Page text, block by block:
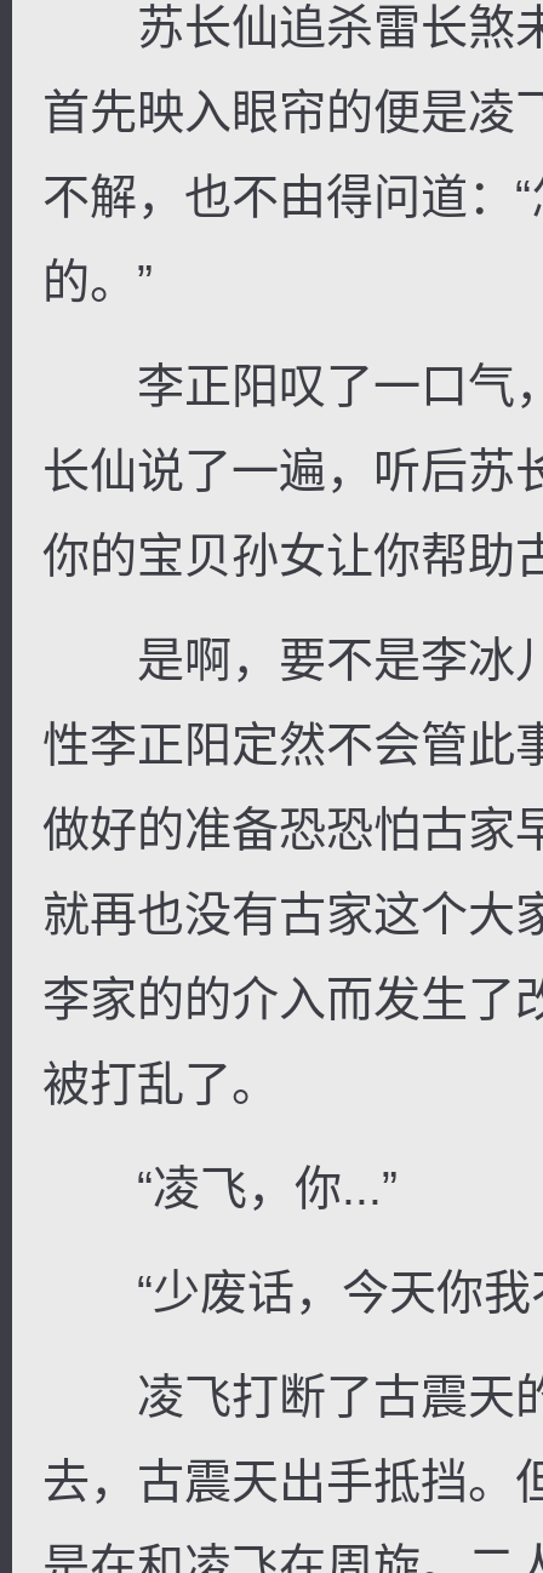
苏长仙追杀雷长煞
首先映入眼帘的便是凌
不解，也不由得问道：
的。”
李正阳叹了一口气
长仙说了一遍，听后苏
你的宝贝孙女让你帮助
是啊，要不是李冰
性李正阳定然不会管此
做好的准备恐恐怕古家
就再也没有古家这个大
李家的的介入而发生了
被打乱了。
“凌飞，你...”
“少废话，今天你我
凌飞打断了古震天
去，古震天出手抵挡。